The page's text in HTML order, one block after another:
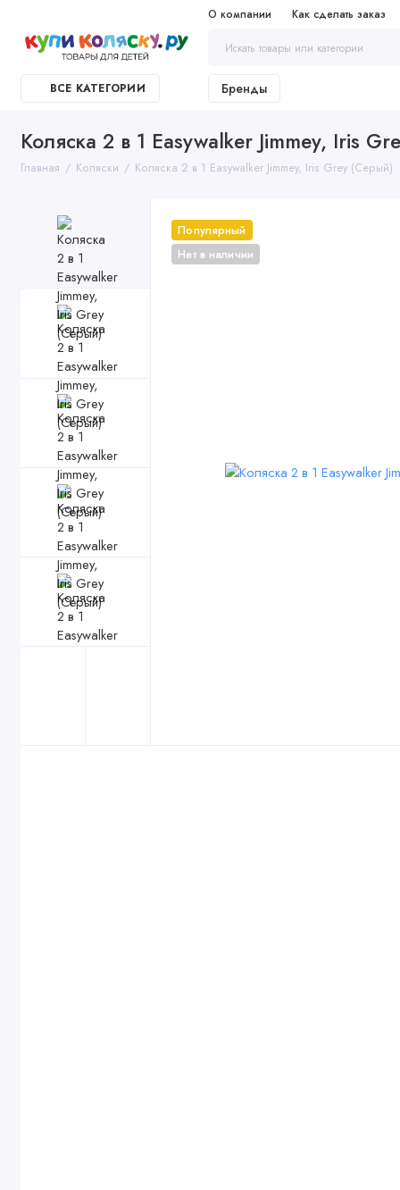
О компании Как сделать заказ
ВСЕ КАТЕГОРИИ Бренды
Коляска 2 в 1 Easywalker Jimmey, Iris
Главная Коляски Коляска 2 в 1 Easywalker Jimmey, Iris Grey (Серый)
Популярный
Нет в наличии